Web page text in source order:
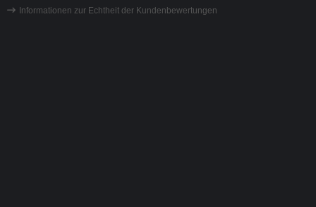
Informationen zur Echtheit der Kundenbewertungen